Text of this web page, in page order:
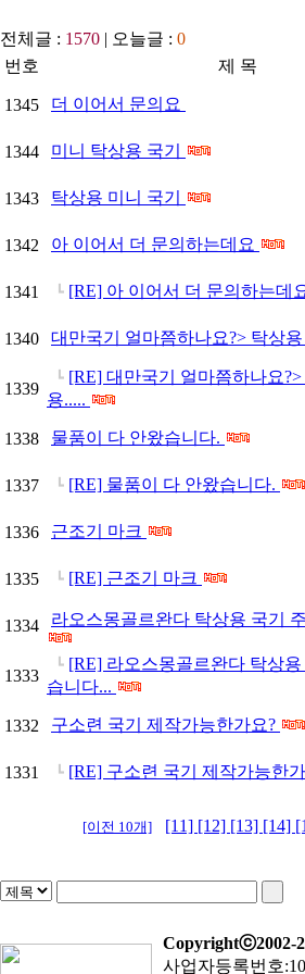
전체글 : 1570 | 오늘글 : 0
번호
제 목
1345 더 이어서 문의요
1344 미니 탁상용 국기
1343 탁상용 미니 국기
1342 아 이어서 더 문의하는데요
1341 ┗ [RE] 아 이어서 더 문의하는데
1340 대만국기 얼마쯤하나요?> 탁상
1339
┗ [RE] 대만국기 얼마쯤하나요
용.....
1338 물품이 다 안왔습니다.
1337 ┗ [RE] 물품이 다 안왔습니다.
1336 근조기 마크
1335 ┗ [RE] 근조기 마크
1334 라오스몽골르완다 탁상용 국기
1333
┗ [RE] 라오스몽골르완다 탁상
습니다...
1332 구소련 국기 제작가능한가요?
1331 ┗ [RE] 구소련 국기 제작가능한
[이전 10개] [11] [12] [13] [14]
Copyrightⓒ2002-
사업자등록번호